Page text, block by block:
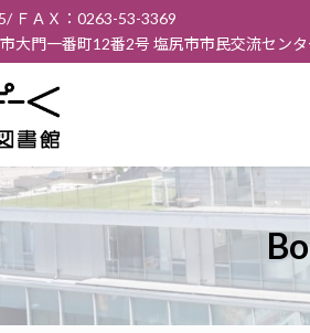
ＦＡＸ：0263-53-3369
大門一番町12番2号 塩尻市市民交流セン